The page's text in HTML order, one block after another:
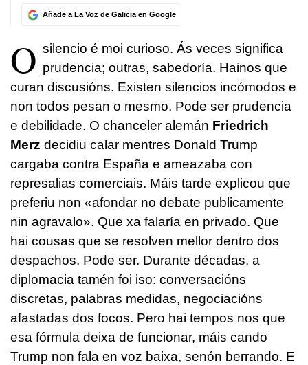
Añade a La Voz de Galicia en Google
O silencio é moi curioso. Ás veces significa
prudencia; outras, sabedoría. Hainos que
curan discusións. Existen silencios incómodos e
non todos pesan o mesmo. Pode ser prudencia
e debilidade. O chanceler alemán Friedrich
Merz decidiu calar mentres Donald Trump
cargaba contra España e ameazaba con
represalias comerciais. Máis tarde explicou que
preferiu non «afondar no debate publicamente
nin agravalo». Que xa falaría en privado. Que
hai cousas que se resolven mellor dentro dos
despachos. Pode ser. Durante décadas, a
diplomacia tamén foi iso: conversacións
discretas, palabras medidas, negociacións
afastadas dos focos. Pero hai tempos nos que
esa fórmula deixa de funcionar, máis cando
Trump non fala en voz baixa, senón berrando. E